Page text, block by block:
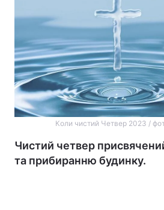
Коли чистий Четвер 2023 /
Чистий четвер
та прибиранню будинку.